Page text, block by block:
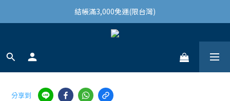
結帳滿3,000免運(限台灣)
結帳滿3,000免運(限台灣)
註冊會員領100購物金
分享到